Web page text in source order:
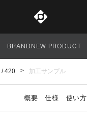
BRANDNEW PRODUCT
/ 420 加工サンプル
概要 仕様 使い方